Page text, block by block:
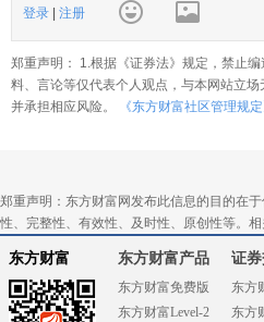
登录 注册
郑重声明： 1.根据《证券法》规定，禁止
料、言论等仅代表个人观点，与本网站立
并承担相应风险。
《东方财富社区管理规定
郑重声明：东方财富网发布此信息的目的在
性、完整性、有效性、及时性、原创性等。
东方财富 东方财富产品
东方财富免费版
东方财富Level-2
证
东方
东方